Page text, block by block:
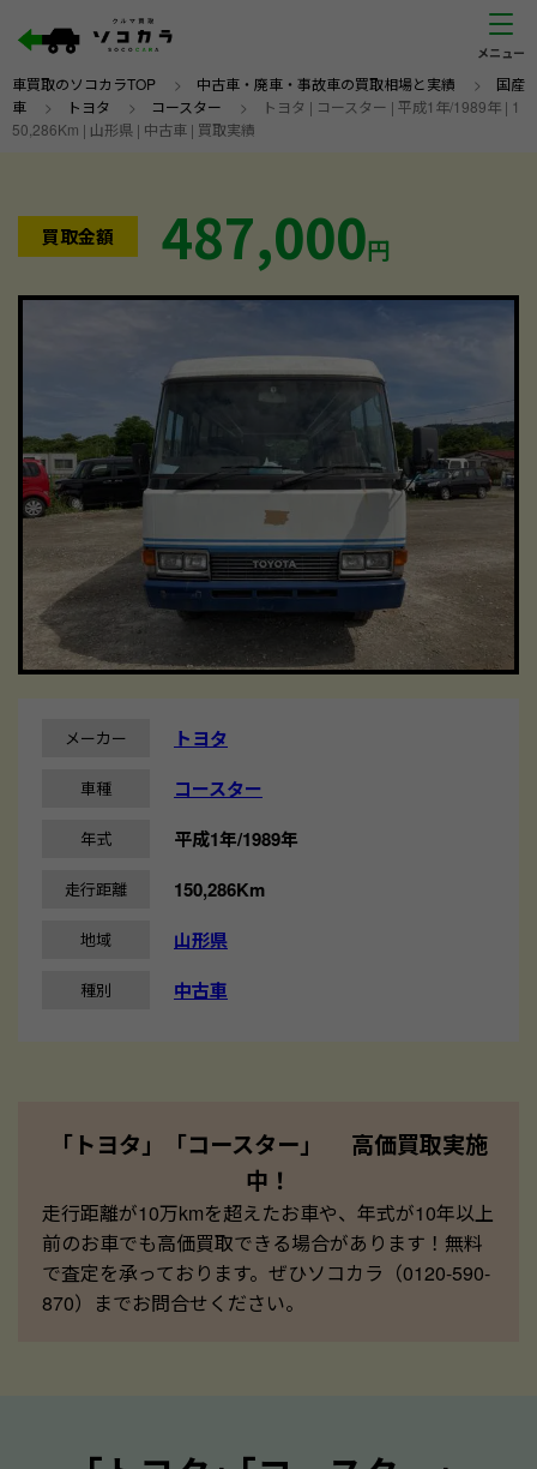
車買取のソコカラTOP > 中古車・廃車・事故車の買取相場と実績 > 国産
車 > トヨタ > コースター >
トヨタ | コースター | 平成1年/1989年 | 1
50,286Km | 山形県 | 中古車 | 買取実績
買取金額 487,000円
メーカー トヨタ
車種 コースター
年式 平成1年/1989年
走行距離 150,286Km
地域 山形県
種別 中古車
「トヨタ」「コースター」 高価買取実施
中！
走行距離が10万kmを超えたお車や、年式が10年以上
前のお車でも高価買取できる場合があります！無料
で査定を承っております。ぜひソコカラ（0120-590-
870）までお問合せください。